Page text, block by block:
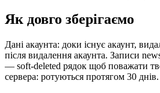
Як довго зберігаємо
Дані акаунта: доки існує акаунт,
після видалення акаунта. Записи
— soft-deleted рядок щоб поважати
сервера: ротуються протягом 30 днів.